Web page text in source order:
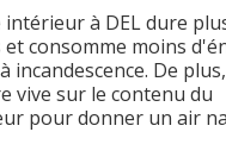
intérieur à DEL dure
consomme moins
incandescence. De
vive sur le contenu du
pour donner un air